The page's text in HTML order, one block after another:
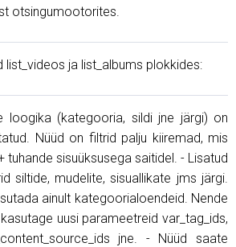
otsingumootorites.
list_videos ja list_albums plokkides:
loogika (kategooria, sildi jne järgi) on
Nüüd on filtrid palju kiiremad, mis
tuhande sisuüksusega saitidel. - Lisatud
siltide, mudelite, sisuallikate jms järgi.
ainult kategoorialoendeid. Nende
uusi parameetreid var_tag_ids,
jne. - Nüüd saate